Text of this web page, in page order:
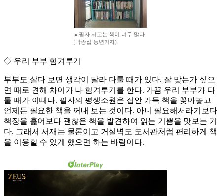
▲필자 서고는 책이 너무 많다.
(박종섭 동년기자)
◇ 우리 부부 힘겨루기
부부도 살다 보면 생각이 달라 다툴 때가 있다. 잘 맞는가 싶으
면 때로 견해 차이가 나 힘겨루기를 한다. 가끔 우리 부부가 다
툴 때가 이때다. 필자의 평생소원은 집안 가득 책을 꽂아놓고
언제든 필요한 책을 꺼내 보는 것이다. 아니 필요해서라기보다
책장을 훑어보다 괜찮은 책을 발견하여 읽는 기쁨을 맛보는 거
다. 그래서 서재는 물론이고 거실벽도 도서관처럼 편리하게 책
을 이용할 수 있게 했으면 하는 바람이다.